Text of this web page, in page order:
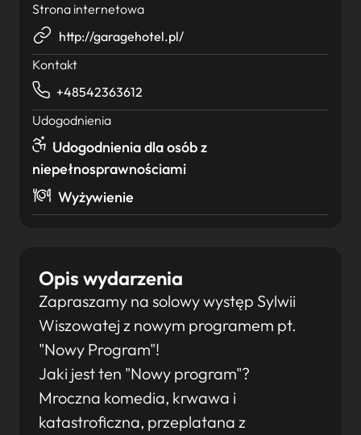
Opis wydarzenia
Zapraszamy na solowy występ Sylwii
Wiszowatej z nowym programem pt.
"Nowy Program"!
Jaki jest ten "Nowy program"?
Mroczna komedia, krwawa i
katastroficzna, przeplatana z
Strona internetowa
http://garagehotel.pl/
Kontakt
+48542363612
Udogodnienia
Udogodnienia dla osób z
niepełnosprawnościami
Wyżywienie